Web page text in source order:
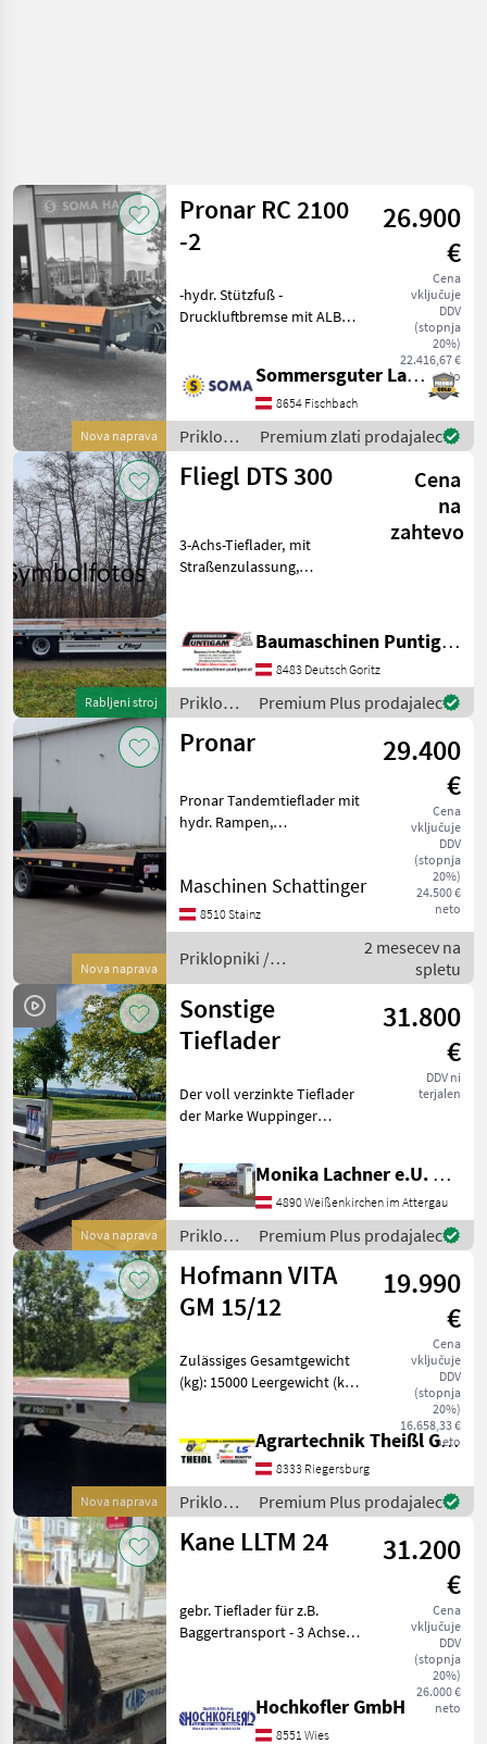
Nova naprava
Pronar RC 2100
-2
26.900
€
Cena
vključuje
DDV
(stopnja
20%)
22.416,67 €
neto
-hydr. Stützfuß -
Druckluftbremse mit ALB
Unterfahrschutz -
mechanische Rampen -
Trommelbremse
300x135mm -gefederte De
Sommersguter Landmaschinen GmbH
8654 Fischbach
Priklopniki
/ Pronar
Premium zlati prodajalec
Rabljeni stroj
Fliegl DTS 300
Cena
na
zahtevo
3-Achs-Tieflader, mit
Straßenzulassung,
technisch zulässiges
Gesamtgewicht 30.000 kg,
Ladefläche der Ladefläche
Baumaschinen Puntigam GmbH
8483 Deutsch Goritz
Priklopniki
/ Fliegl
Premium Plus prodajalec
Nova naprava
Pronar
29.400
€
Cena
vključuje
DDV
(stopnja
20%)
24.500 €
neto
Pronar Tandemtieflader mit
hydr. Rampen,
stärkeren Bremse und 60
km/h Ausführung,
Werkzeugkasten. Auf
Wunsch COC sofort
Maschinen Schattinger
8510 Stainz
Priklopniki /
Pronar
2 mesecev na
spletu
Nova naprava
Sonstige
Tieflader
31.800
€
DDV ni
terjalen
Der voll verzinkte Tieflader
der Marke Wuppinger
und ist ideal für den
Transport von schweren
Lasten geeignet. Der
Monika Lachner e.U. Maschinenhandel
4890 Weißenkirchen im Attergau
Priklopniki
/
Sonstige
Premium Plus prodajalec
Nova naprava
Hofmann VITA
GM 15/12
19.990
€
Cena
vključuje
DDV
(stopnja
20%)
16.658,33 €
neto
Zulässiges Gesamtgewicht
(kg): 15000 Leergewicht (kg):
2120 Außenmaße der
Ladefläche (mm): 5000 x
2200 Gesamtmaße des
Agrartechnik Theißl GmbH
8333 Riegersburg
Priklopniki
/
Hofmann
Premium Plus prodajalec
Kane LLTM 24
31.200
€
Cena
vključuje
DDV
(stopnja
20%)
26.000 €
neto
gebr. Tieflader für z.B.
Baggertransport - 3 Achser -
Werkzeugkiste - 215/75 R17,
5 - Baujahr 2018 2, 45m
Hochkofler GmbH
8551 Wies